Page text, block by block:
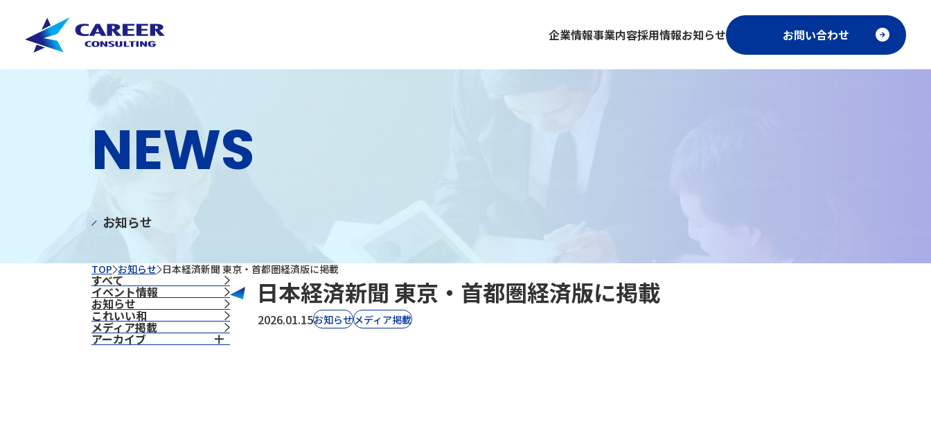
企業情報事業内容採用情報お知らせ お問い合わせ
NEWS
お知らせ
TOP お知らせ 日本経済新聞 東京・首都圏経済版に掲載
すべて
イベント情報
お知らせ
これいい和
⁨⁩メディア掲載
アーカイブ
日本経済新聞 東京・首都圏経済版に掲載
2026.01.15お知らせ⁨⁩メディア掲載